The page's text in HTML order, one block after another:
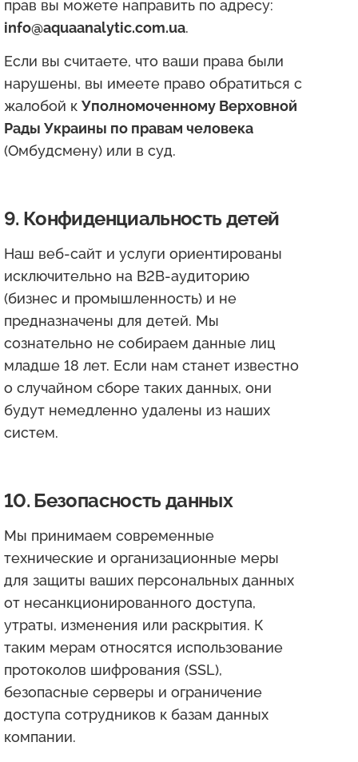
прав вы можете направить по адресу:
info@aquaanalytic.com.ua.
Если вы считаете, что ваши права были
нарушены, вы имеете право обратиться с
жалобой к Уполномоченному Верховной
Рады Украины по правам человека
(Омбудсмену) или в суд.
9. Конфиденциальность детей
Наш веб-сайт и услуги ориентированы
исключительно на B2B-аудиторию
(бизнес и промышленность) и не
предназначены для детей. Мы
сознательно не собираем данные лиц
младше 18 лет. Если нам станет известно
о случайном сборе таких данных, они
будут немедленно удалены из наших
систем.
10. Безопасность данных
Мы принимаем современные
технические и организационные меры
для защиты ваших персональных данных
от несанкционированного доступа,
утраты, изменения или раскрытия. К
таким мерам относятся использование
протоколов шифрования (SSL),
безопасные серверы и ограничение
доступа сотрудников к базам данных
компании.